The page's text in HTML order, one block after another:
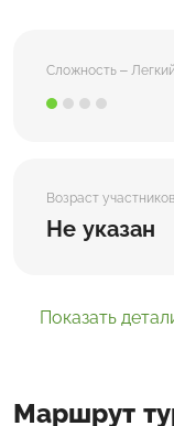
Сложность –
Возраст участников
Не указан
Показать
Маршрут